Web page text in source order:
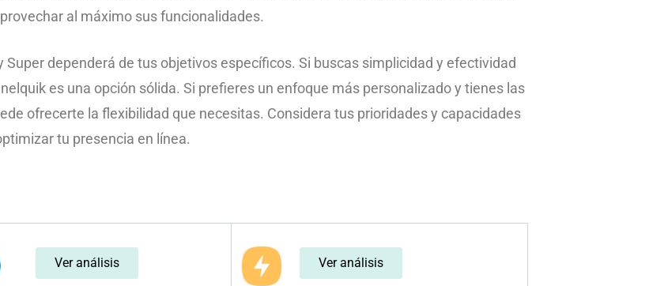
al máximo sus funcionalidades.
Super dependerá de tus objetivos específicos. Si buscas simplicidad y efectividad
es una opción sólida. Si prefieres un enfoque más personalizado y tienes las
ofrecerte la flexibilidad que necesitas. Considera tus prioridades y capacidades
tu presencia en línea.
Ver análisis Ver análisis